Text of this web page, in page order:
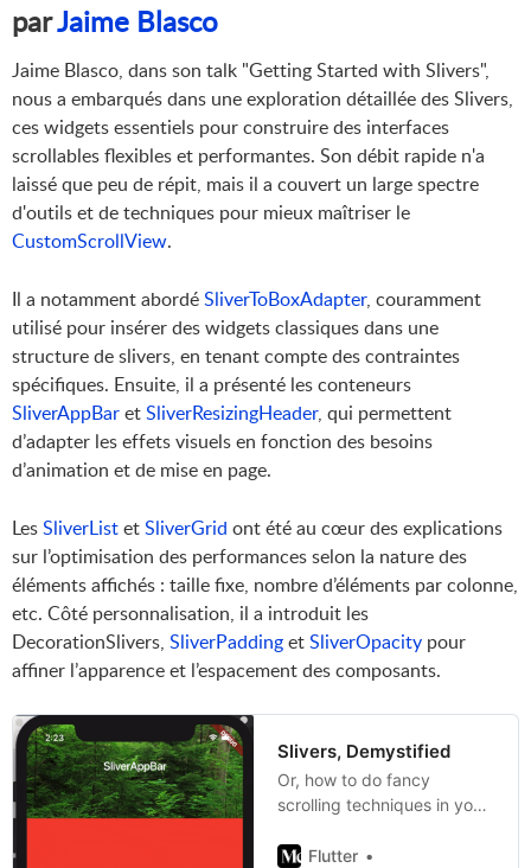
parJaime Blasco
Jaime Blasco, dans son talk "Getting Started with Slivers",
nous a embarqués dans une exploration détaillée des Slivers,
ces widgets essentiels pour construire des interfaces
scrollables flexibles et performantes. Son débit rapide n'a
laissé que peu de répit, mais il a couvert un large spectre
d'outils et de techniques pour mieux maîtriser le
CustomScrollView.
Il a notamment abordéSliverToBoxAdapter, couramment
utilisé pour insérer des widgets classiques dans une
structure de slivers, en tenant compte des contraintes
spécifiques. Ensuite, il a présenté les conteneurs
SliverAppBaretSliverResizingHeader, qui permettent
d’adapter les effets visuels en fonction des besoins
d’animation et de mise en page.
LesSliverListetSliverGrid ont été au cœur des explications
sur l’optimisation des performances selon la nature des
éléments affichés : taille fixe, nombre d’éléments par colonne,
etc. Côté personnalisation, il a introduit les
DecorationSlivers, SliverPaddingetSliverOpacity pour
affiner l’apparence et l’espacement des composants.
Slivers, Demystified
Or, how to do fancy
scrolling techniques in your
Flutter